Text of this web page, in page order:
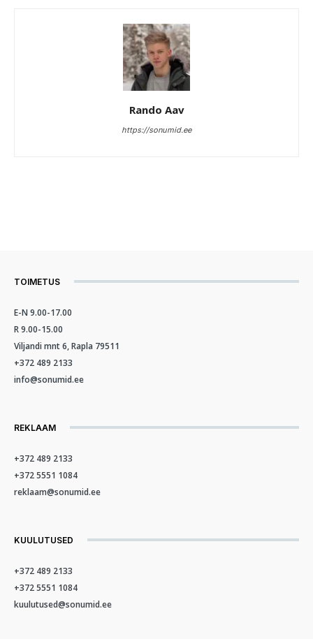
Rando Aav
https://sonumid.ee
TOIMETUS
E-N 9.00-17.00
R 9.00-15.00
Viljandi mnt 6, Rapla 79511
+372 489 2133
info@sonumid.ee
REKLAAM
+372 489 2133
+372 5551 1084
reklaam@sonumid.ee
KUULUTUSED
+372 489 2133
+372 5551 1084
kuulutused@sonumid.ee